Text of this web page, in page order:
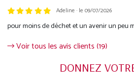
Adeline · le 09/07/2026
pour moins de déchet et un avenir un peu
Voir tous les avis clients (19)
DONNEZ